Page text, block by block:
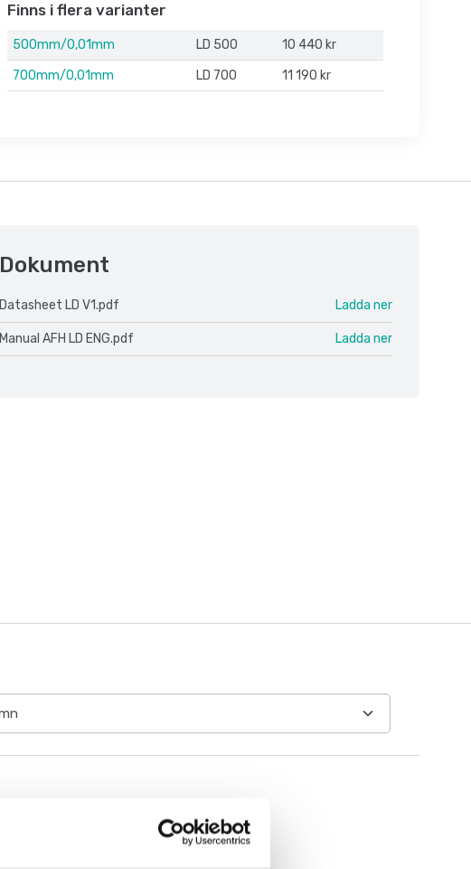
Finns i flera varianter
500mm/0,01mm LD 500
10 440 kr
700mm/0,01mm
LD 700 11 190 kr
Dokument
Datasheet LD V1.pdf Ladda ner
Manual AFH LD ENG.pdf Ladda ner